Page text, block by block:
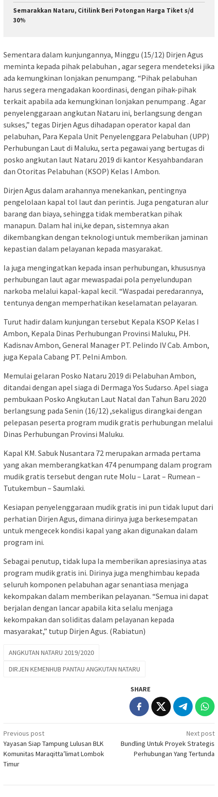
Semarakkan Nataru, Citilink Beri Potongan Harga Tiket s/d
30%
Sementara dalam kunjungannya, Minggu (15/12) Dirjen Agus
meminta kepada pihak pelabuhan , agar segera mendeteksi jika
ada kemungkinan lonjakan penumpang. “Pihak pelabuhan
harus segera mengadakan koordinasi, dengan pihak-pihak
terkait apabila ada kemungkinan lonjakan penumpang . Agar
penyelenggaraan angkutan Nataru ini, berlangsung dengan
sukses,” tegas Dirjen Agus dihadapan operator kapal dan
pelabuhan, Para Kepala Unit Penyelenggara Pelabuhan (UPP)
Perhubungan Laut di Maluku, serta pegawai yang bertugas di
posko angkutan laut Nataru 2019 di kantor Kesyahbandaran
dan Otoritas Pelabuhan (KSOP) Kelas I Ambon.
Dirjen Agus dalam arahannya menekankan, pentingnya
pengelolaan kapal tol laut dan perintis. Juga pengaturan alur
barang dan biaya, sehingga tidak memberatkan pihak
manapun. Dalam hal ini,ke depan, sistemnya akan
dikembangkan dengan teknologi untuk memberikan jaminan
kepastian dalam pelayanan kepada masyarakat.
Ia juga mengingatkan kepada insan perhubungan, khususnya
perhubungan laut agar mewaspadai pola penyelundupan
narkoba melalui kapal-kapal kecil. “Waspadai peredarannya,
tentunya dengan memperhatikan keselamatan pelayaran.
Turut hadir dalam kunjungan tersebut Kepala KSOP Kelas I
Ambon, Kepala Dinas Perhubungan Provinsi Maluku, PH.
Kadisnav Ambon, General Manager PT. Pelindo IV Cab. Ambon,
juga Kepala Cabang PT. Pelni Ambon.
Memulai gelaran Posko Nataru 2019 di Pelabuhan Ambon,
ditandai dengan apel siaga di Dermaga Yos Sudarso. Apel siaga
pembukaan Posko Angkutan Laut Natal dan Tahun Baru 2020
berlangsung pada Senin (16/12) ,sekaligus dirangkai dengan
pelepasan peserta program mudik gratis perhubungan melalui
Dinas Perhubungan Provinsi Maluku.
Kapal KM. Sabuk Nusantara 72 merupakan armada pertama
yang akan memberangkatkan 474 penumpang dalam program
mudik gratis tersebut dengan rute Molu – Larat – Rumean –
Tutukembun – Saumlaki.
Kesiapan penyelenggaraan mudik gratis ini pun tidak luput dari
perhatian Dirjen Agus, dimana dirinya juga berkesempatan
untuk mengecek kondisi kapal yang akan digunakan dalam
program ini.
Sebagai penutup, tidak lupa Ia memberikan apresiasinya atas
program mudik gratis ini. Dirinya juga menghimbau kepada
seluruh komponen pelabuhan agar senantiasa menjaga
kekompakan dalam memberikan pelayanan. “Semua ini dapat
berjalan dengan lancar apabila kita selalu menjaga
kekompakan dan soliditas dalam pelayanan kepada
masyarakat,” tutup Dirjen Agus. (Rabiatun)
ANGKUTAN NATARU 2019/2020
DIRJEN KEMENHUB PANTAU ANGKUTAN NATARU
SHARE
Post
navigation
Previous post
Yayasan Siap Tampung Lulusan BLK
Komunitas Maraqitta’limat Lombok
Timur
Next post
Bundling Untuk Proyek Strategis
Perhubungan Yang Tertunda